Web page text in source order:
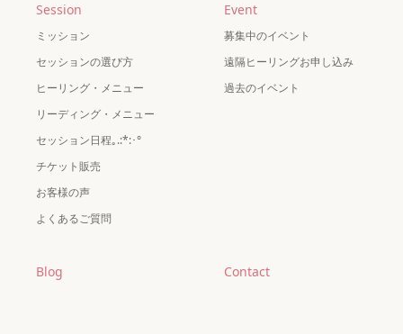
Session
ミッション
セッションの選び方
ヒーリング・メニュー
リーディング・メニュー
セッション日程｡.:*:･°
チケット販売
お客様の声
よくあるご質問
Event
募集中のイベント
遠隔ヒーリングお申し込み
過去のイベント
Blog Contact